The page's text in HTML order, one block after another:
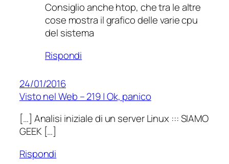
Consiglio anche htop, che tra le altre
cose mostra il grafico delle varie cpu
del sistema
Rispondi
24/01/2016
Visto nel Web – 219 | Ok, panico
[…] Analisi iniziale di un server Linux ::: SIAMO
GEEK […]
Rispondi